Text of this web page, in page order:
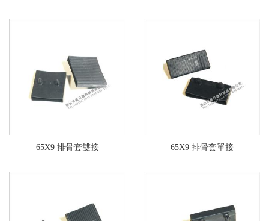
65X9 排骨套雙接 65X9 排骨套單接